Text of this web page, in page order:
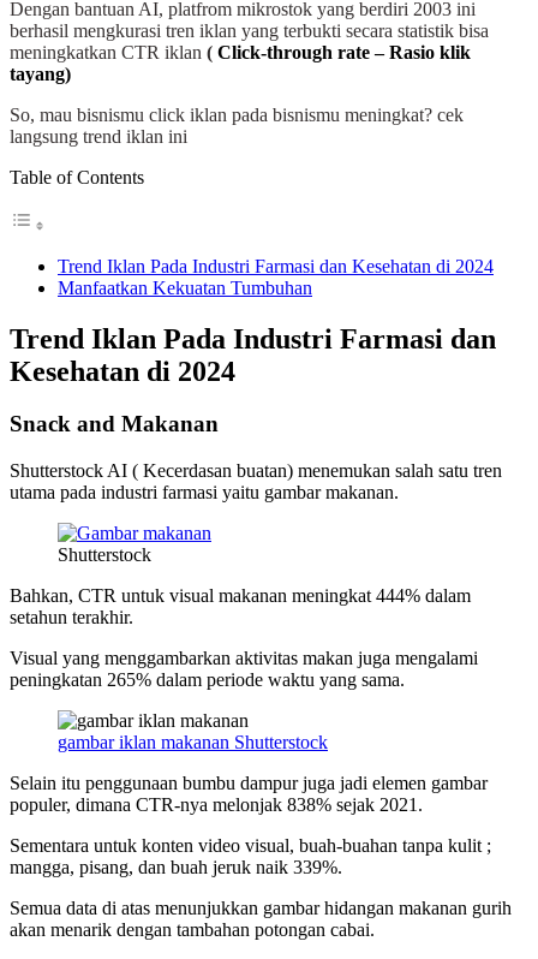
Dengan bantuan AI, platfrom mikrostok yang berdiri 2003 ini
berhasil mengkurasi tren iklan yang terbukti secara statistik bisa
meningkatkan CTR iklan ( Click-through rate – Rasio klik
tayang)
So, mau bisnismu click iklan pada bisnismu meningkat? cek
langsung trend iklan ini
Table of Contents
Trend Iklan Pada Industri Farmasi dan Kesehatan di 2024
Manfaatkan Kekuatan Tumbuhan
Trend Iklan Pada Industri Farmasi dan
Kesehatan di 2024
Snack and Makanan
Shutterstock AI ( Kecerdasan buatan) menemukan salah satu tren
utama pada industri farmasi yaitu gambar makanan.
Shutterstock
Bahkan, CTR untuk visual makanan meningkat 444% dalam
setahun terakhir.
Visual yang menggambarkan aktivitas makan juga mengalami
peningkatan 265% dalam periode waktu yang sama.
gambar iklan makanan Shutterstock
Selain itu penggunaan bumbu dampur juga jadi elemen gambar
populer, dimana CTR-nya melonjak 838% sejak 2021.
Sementara untuk konten video visual, buah-buahan tanpa kulit ;
mangga, pisang, dan buah jeruk naik 339%.
Semua data di atas menunjukkan gambar hidangan makanan gurih
akan menarik dengan tambahan potongan cabai.